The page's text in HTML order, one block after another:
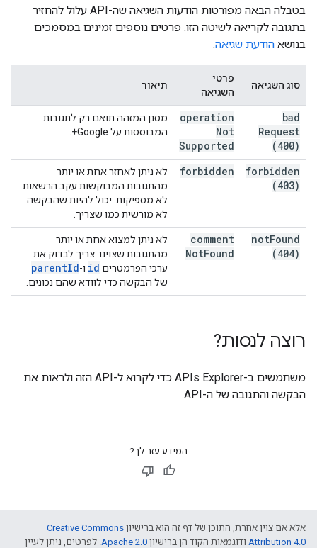
בטבלה הבאה מפורטות הודעות השגיאה שה-API עלול להחזיר
בתגובה לקריאה לשיטה הזו. פרטים נוספים זמינים במסמכים
בנושא הודעת שגיאה.
סוג השגיאה
פרטי
השגיאה
תיאור
bad
Request
(400)
operation
Not
Supported
מסנן המזהה תואם רק לתגובות
המבוססות על Google+.
forbidden
(403)
forbidden
לא ניתן לאחזר אחת או יותר
מהתגובות המבוקשות עקב הרשאות
לא מספיקות. יכול להיות שהבקשה
לא מורשית כמו שצריך.
notFound
(404)
comment
NotFound
לא ניתן למצוא אחת או יותר
מהתגובות שצוינו. צריך לבדוק את
ערכי הפרמטרים id ו- parentId
של הבקשה כדי לוודא שהם נכונים.
רוצה לנסות?
משתמשים ב-APIs Explorer
כדי לקרוא ל-API הזה ולראות את
הבקשה והתגובה של ה-API.
המידע עזר לך?
אלא אם צוין אחרת, התוכן של דף זה הוא ברישיון Creative Commons
Attribution 4.0 ודוגמאות הקוד הן ברישיון Apache 2.0. לפרטים, ניתן לעיין